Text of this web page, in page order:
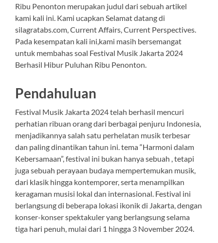
Ribu Penonton merupakan judul dari sebuah artikel
kami kali ini. Kami ucapkan Selamat datang di
silagratabs.com, Current Affairs, Current Perspectives.
Pada kesempatan kali ini,kami masih bersemangat
untuk membahas soal Festival Musik Jakarta 2024
Berhasil Hibur Puluhan Ribu Penonton.
Pendahuluan
Festival Musik Jakarta 2024 telah berhasil mencuri
perhatian ribuan orang dari berbagai penjuru Indonesia,
menjadikannya salah satu perhelatan musik terbesar
dan paling dinantikan tahun ini. tema “Harmoni dalam
Kebersamaan”, festival ini bukan hanya sebuah , tetapi
juga sebuah perayaan budaya mempertemukan musik,
dari klasik hingga kontemporer, serta menampilkan
keragaman musisi lokal dan internasional. Festival ini
berlangsung di beberapa lokasi ikonik di Jakarta, dengan
konser-konser spektakuler yang berlangsung selama
tiga hari penuh, mulai dari 1 hingga 3 November 2024.